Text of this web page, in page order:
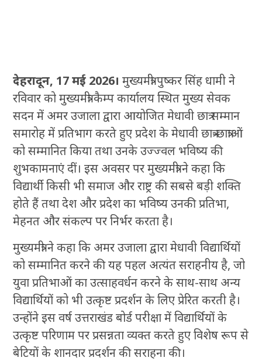
देहरादून, 17 मई 2026। मुख्यमंत्री पुष्कर सिंह धामी ने
रविवार को मुख्यमंत्री कैम्प कार्यालय स्थित मुख्य सेवक
सदन में अमर उजाला द्वारा आयोजित मेधावी छात्र सम्मान
समारोह में प्रतिभाग करते हुए प्रदेश के मेधावी छात्र-छात्राओं
को सम्मानित किया तथा उनके उज्ज्वल भविष्य की
शुभकामनाएं दीं। इस अवसर पर मुख्यमंत्री ने कहा कि
विद्यार्थी किसी भी समाज और राष्ट्र की सबसे बड़ी शक्ति
होते हैं तथा देश और प्रदेश का भविष्य उनकी प्रतिभा,
मेहनत और संकल्प पर निर्भर करता है।
मुख्यमंत्री ने कहा कि अमर उजाला द्वारा मेधावी विद्यार्थियों
को सम्मानित करने की यह पहल अत्यंत सराहनीय है, जो
युवा प्रतिभाओं का उत्साहवर्धन करने के साथ-साथ अन्य
विद्यार्थियों को भी उत्कृष्ट प्रदर्शन के लिए प्रेरित करती है।
उन्होंने इस वर्ष उत्तराखंड बोर्ड परीक्षा में विद्यार्थियों के
उत्कृष्ट परिणाम पर प्रसन्नता व्यक्त करते हुए विशेष रूप से
बेटियों के शानदार प्रदर्शन की सराहना की।